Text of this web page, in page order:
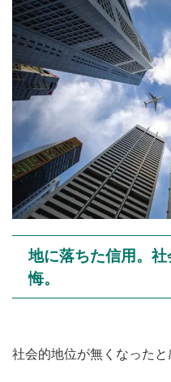
地に落ちた信用。
悔。
社会的地位が無くなった